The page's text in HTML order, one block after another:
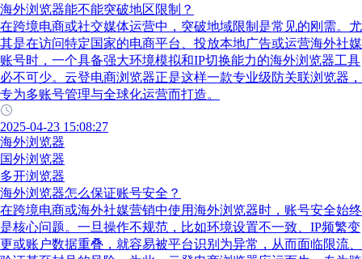
海外浏览器能不能突破地区限制？
在跨境电商或社交媒体运营中，突破地域限制是常见的刚需。尤
其是在访问特定国家的电商平台、投放本地广告或运营海外社媒
账号时，一个具备强大环境模拟和IP切换能力的海外浏览器工具
必不可少。云登电商浏览器正是这样一款专业级防关联浏览器，
专为多账号管理与全球化运营而打造。
2025-04-23 15:08:27
海外浏览器
国外浏览器
多开浏览器
海外浏览器怎么保证账号安全？
在跨境电商或海外社媒营销中使用海外浏览器时，账号安全始终
是核心问题。一旦操作不规范，比如环境设置不一致、IP频繁变
更或账户数据重叠，就容易被平台识别为异常，从而面临限流、